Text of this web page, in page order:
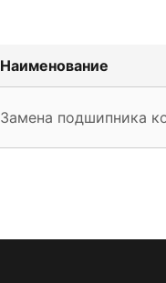
Наименование
Замена подшипника